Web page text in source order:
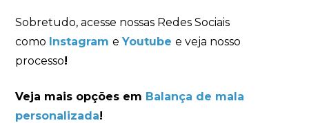
Sobretudo, acesse nossas Redes Sociais
como Instagram eYoutube e veja nosso
processo!
Veja mais opções em Balança de mala
personalizada!